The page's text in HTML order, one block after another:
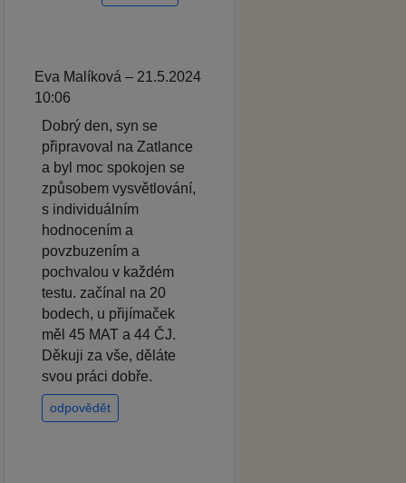
Eva Malíková – 21.5.2024
10:06
Dobrý den, syn se
připravoval na Zatlance
a byl moc spokojen se
způsobem vysvětlování,
s individuálním
hodnocením a
povzbuzením a
pochvalou v každém
testu. začínal na 20
bodech, u přijímaček
měl 45 MAT a 44 ČJ.
Děkuji za vše, děláte
svou práci dobře.
odpovědět